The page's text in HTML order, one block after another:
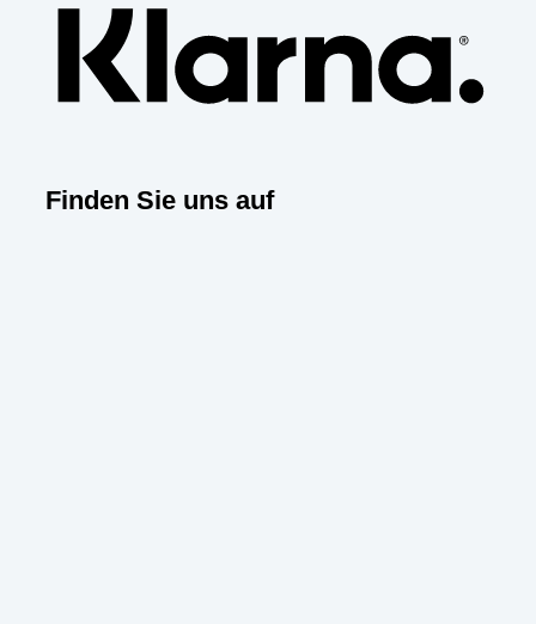
Finden Sie uns auf